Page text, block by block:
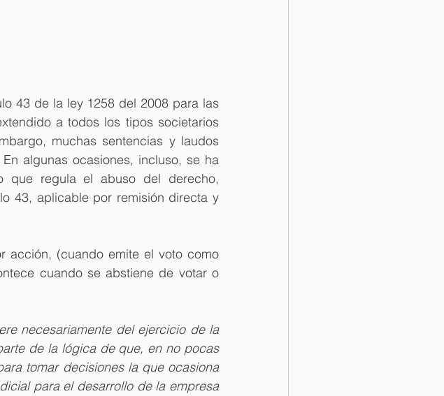
43 de la ley 1258 del 2008 para las
a todos los tipos societarios
muchas sentencias y laudos
algunas ocasiones, incluso, se ha
que regula el abuso del derecho,
43, aplicable por remisión directa y
acción, (cuando emite el voto como
cuando se abstiene de votar o
necesariamente del ejercicio de la
de la lógica de que, en no pocas
tomar decisiones la que ocasiona
para el desarrollo de la empresa